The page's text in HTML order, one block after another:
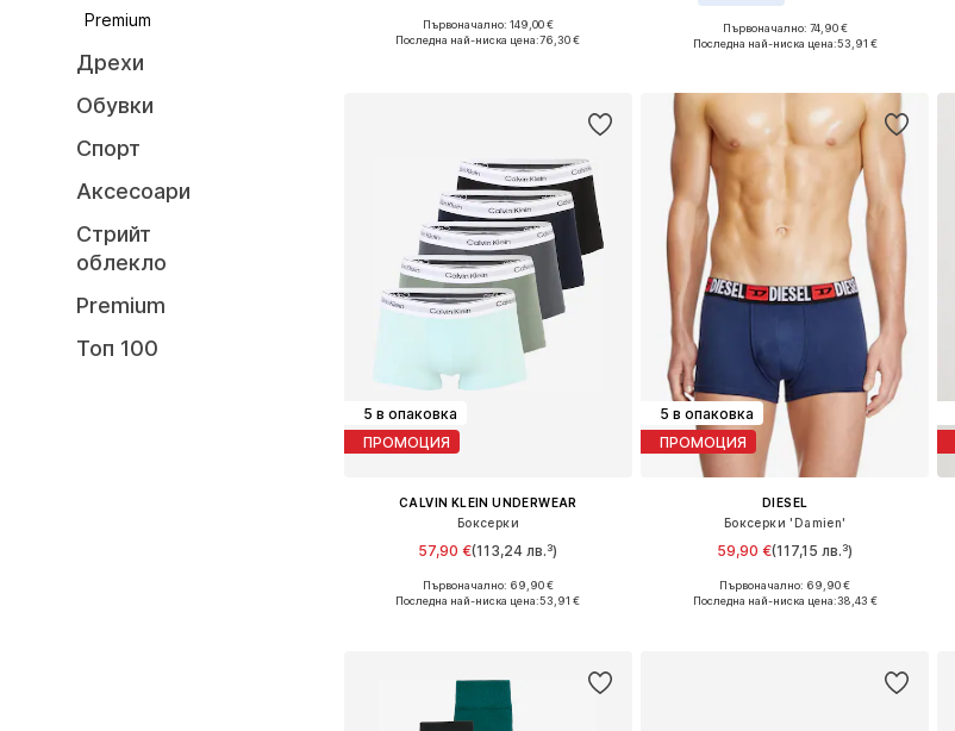
Premium
Дрехи
Обувки
Спорт
Аксесоари
Стрийт
облекло
Premium
Топ 100
Налични размери: S, M, L
Първоначално: 149,00 €
Последна най-ниска цена:76,30 €
+ 1
Налични размери: S, M, L, XL, XXL
Първоначално: 74,90 €
Последна най-ниска цена:53,91 €
5 в опаковка
ПРОМОЦИЯ
CALVIN KLEIN UNDERWEAR
Боксерки
57,90 €(113,24 лв.³)
+3
Налични размери: M, XL
Първоначално: 69,90 €
Последна най-ниска цена:53,91 €
5 в опаковка
ПРОМОЦИЯ
DIESEL
Боксерки 'Damien'
59,90 €(117,15 лв.³)
Налични размери: XS, S, M, L, XL, XXL
Първоначално: 69,90 €
Последна най-ниска цена:38,43 €